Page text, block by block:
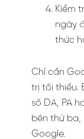
Kiểm
ngày
thức
Chỉ cần
trị tối thiểu.
số DA, PA
bên thứ
Google.